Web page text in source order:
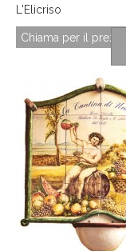
L'Elicriso
Chiama per il prezzo